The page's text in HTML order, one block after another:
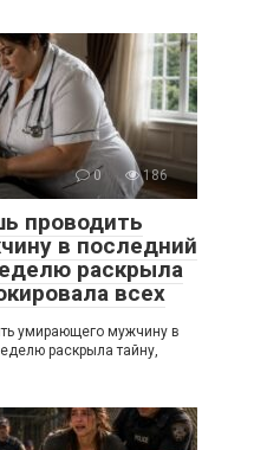
0 186
проводить
в последний
раскрыла
всех
умирающего мужчину в
раскрыла тайну,